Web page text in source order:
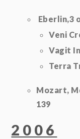
Eberlin,3
Veni
Vagit
Terra
Mozart,
139
2006